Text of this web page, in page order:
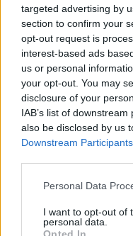
targeted advertising by
section to confirm your
opt-out request is
interest-based ads
us or personal
your opt-out. You may
disclosure of your
IAB’s list of
also be disclosed by us
Downstream Participants
Personal Data
I want to opt-out of
personal data.
2026. augusztus 07.,
Románul is
kezdődő
készülhetnek